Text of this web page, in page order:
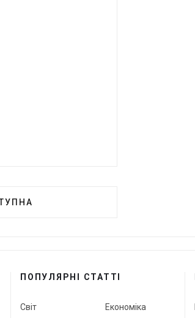
ПОПУЛЯРНІ СТАТТІ
Світ Економіка